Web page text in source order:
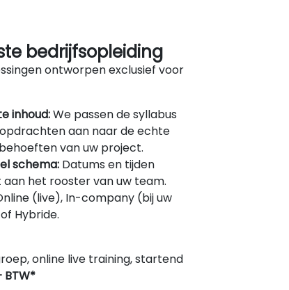
bedrijfsopleiding
ontworpen exclusief voor
inhoud:We passen de syllabus
aan naar de echte
van uw project.
schema:Datums en tijden
het rooster van uw team.
(live), In-company (bij uw
Hybride.
online live training, startend
BTW*